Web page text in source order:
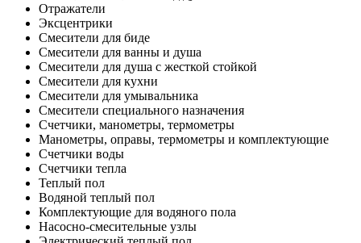
Отражатели
Эксцентрики
Смесители для биде
Смесители для ванны и душа
Смесители для душа с жесткой стойкой
Смесители для кухни
Смесители для умывальника
Смесители специального назначения
Счетчики, манометры, термометры
Манометры, оправы, термометры и комплектующие
Счетчики воды
Счетчики тепла
Теплый пол
Водяной теплый пол
Комплектующие для водяного пола
Насосно-смесительные узлы